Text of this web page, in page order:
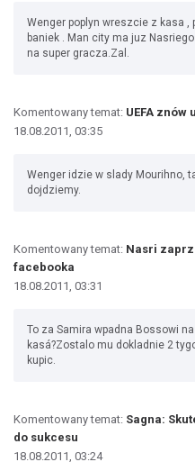
Wenger poplyn wreszcie z kasa ,
baniek . Man city ma juz
na super gracza.Zal.
Komentowany temat: UEFA znów
18.08.2011, 03:35
Wenger idzie w slady Mourihno,
dojdziemy.
Komentowany temat: Nasri
facebooka
18.08.2011, 03:31
To za Samira wpadna Bossowi
kasá?Zostalo mu dokladnie 2
kupic.
Komentowany temat: Sagna:
do sukcesu
18.08.2011, 03:24